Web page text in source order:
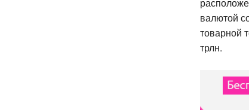
валютой
товарной
трлн.